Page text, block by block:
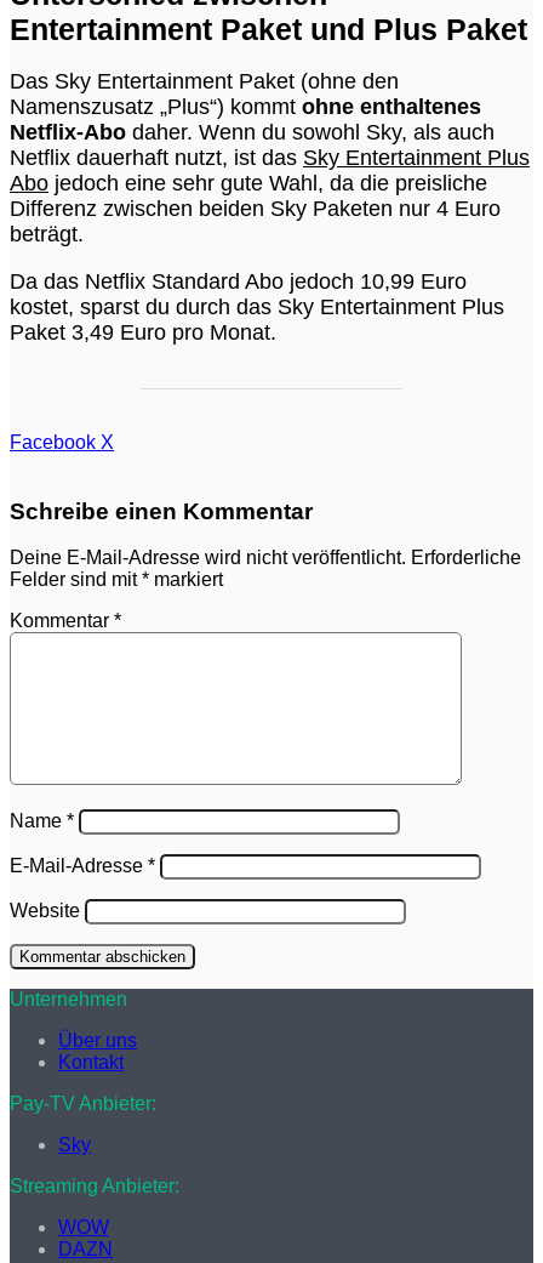
Entertainment Paket und Plus Paket
Das Sky Entertainment Paket (ohne den
Namenszusatz „Plus“) kommt ohne enthaltenes
Netflix-Abo daher. Wenn du sowohl Sky, als auch
Netflix dauerhaft nutzt, ist das Sky Entertainment Plus
Abo jedoch eine sehr gute Wahl, da die preisliche
Differenz zwischen beiden Sky Paketen nur 4 Euro
beträgt.
Da das Netflix Standard Abo jedoch 10,99 Euro
kostet, sparst du durch das Sky Entertainment Plus
Paket 3,49 Euro pro Monat.
Facebook X
Mail
Schreibe einen Kommentar
Deine E-Mail-Adresse wird nicht veröffentlicht. Erforderliche
Felder sind mit* markiert
Kommentar *
Name *
E-Mail-Adresse *
Website
Unternehmen
Über uns
Kontakt
Pay-TV Anbieter:
Sky
Streaming Anbieter:
WOW
DAZN